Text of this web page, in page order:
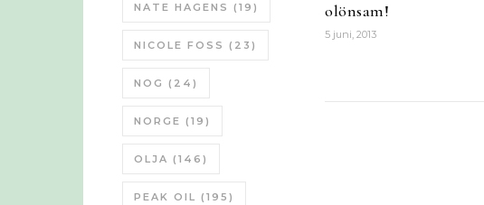
NATE HAGENS (19)
NICOLE FOSS (23)
NOG (24)
NORGE (19)
OLJA (146)
PEAK OIL (195)
olönsam!
5 juni, 2013